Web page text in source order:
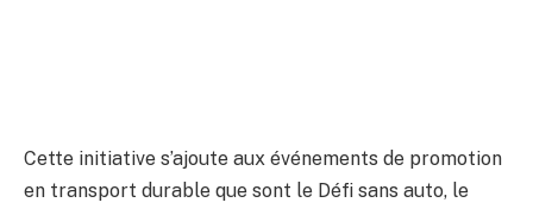
Cette initiative s’ajoute aux événements de promotion
en transport durable que sont le Défi sans auto, le